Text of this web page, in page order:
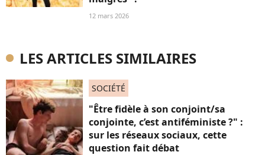
12 mars 2026
LES ARTICLES SIMILAIRES
SOCIÉTÉ
"Être fidèle à son conjoint/sa
conjointe, c’est antiféministe ?" :
sur les réseaux sociaux, cette
question fait débat